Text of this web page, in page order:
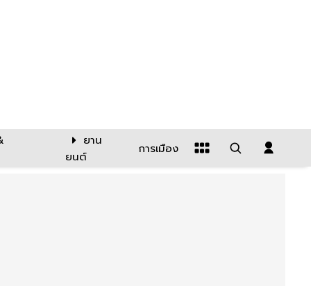
ยาน
ยนต์
การเมือง